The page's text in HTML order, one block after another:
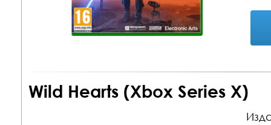
Wild Hearts (Xbox Series X)